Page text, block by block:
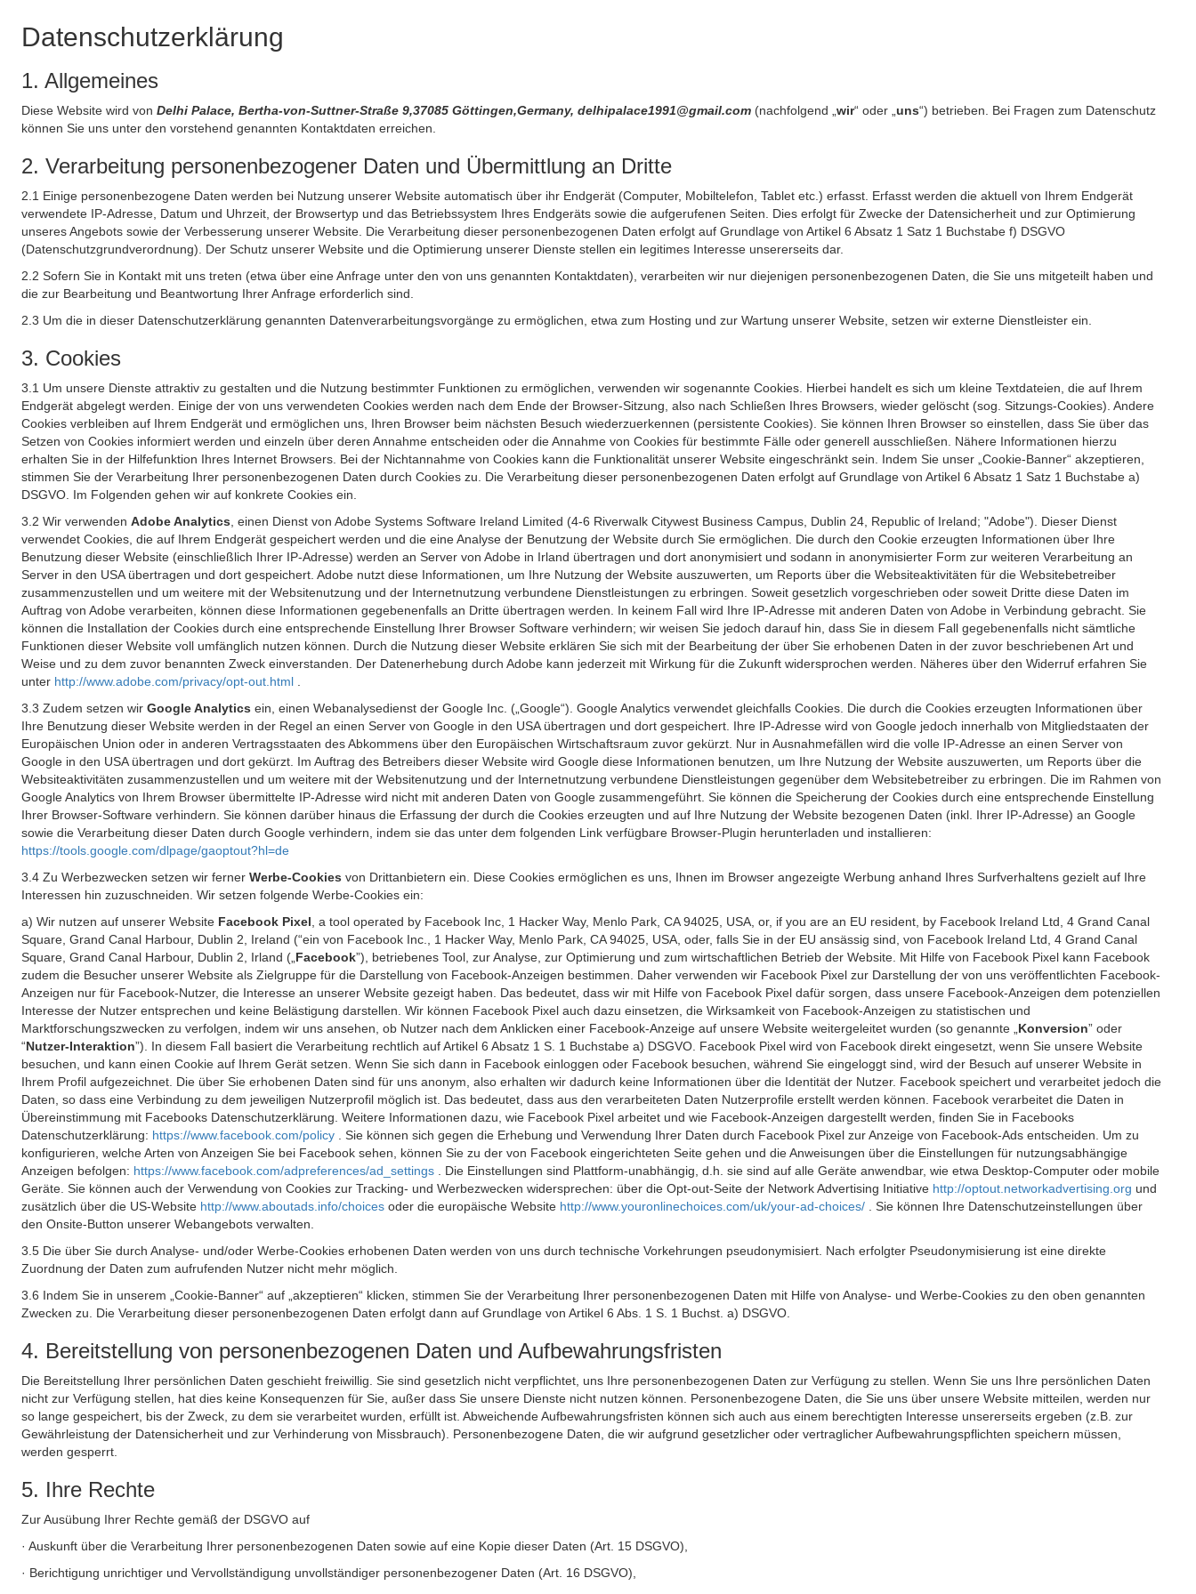
Datenschutzerklärung
1. Allgemeines
Diese Website wird von Delhi Palace, Bertha-von-Suttner-Straße 9,37085 Göttingen,Germany, delhipalace1991@gmail.com (nachfolgend „ wir“ oder „ uns“) betrieben. Bei Fragen zum Datenschutz
können Sie uns unter den vorstehend genannten Kontaktdaten erreichen.
2. Verarbeitung personenbezogener Daten und Übermittlung an Dritte
2.1 Einige personenbezogene Daten werden bei Nutzung unserer Website automatisch über ihr Endgerät (Computer, Mobiltelefon, Tablet etc.) erfasst. Erfasst werden die aktuell von Ihrem Endgerät
verwendete IP-Adresse, Datum und Uhrzeit, der Browsertyp und das Betriebssystem Ihres Endgeräts sowie die aufgerufenen Seiten. Dies erfolgt für Zwecke der Datensicherheit und zur Optimierung
unseres Angebots sowie der Verbesserung unserer Website. Die Verarbeitung dieser personenbezogenen Daten erfolgt auf Grundlage von Artikel 6 Absatz 1 Satz 1 Buchstabe f) DSGVO
(Datenschutzgrundverordnung). Der Schutz unserer Website und die Optimierung unserer Dienste stellen ein legitimes Interesse unsererseits dar.
2.2 Sofern Sie in Kontakt mit uns treten (etwa über eine Anfrage unter den von uns genannten Kontaktdaten), verarbeiten wir nur diejenigen personenbezogenen Daten, die Sie uns mitgeteilt haben und
die zur Bearbeitung und Beantwortung Ihrer Anfrage erforderlich sind.
2.3 Um die in dieser Datenschutzerklärung genannten Datenverarbeitungsvorgänge zu ermöglichen, etwa zum Hosting und zur Wartung unserer Website, setzen wir externe Dienstleister ein.
3. Cookies
3.1 Um unsere Dienste attraktiv zu gestalten und die Nutzung bestimmter Funktionen zu ermöglichen, verwenden wir sogenannte Cookies. Hierbei handelt es sich um kleine Textdateien, die auf Ihrem
Endgerät abgelegt werden. Einige der von uns verwendeten Cookies werden nach dem Ende der Browser-Sitzung, also nach Schließen Ihres Browsers, wieder gelöscht (sog. Sitzungs-Cookies). Andere
Cookies verbleiben auf Ihrem Endgerät und ermöglichen uns, Ihren Browser beim nächsten Besuch wiederzuerkennen (persistente Cookies). Sie können Ihren Browser so einstellen, dass Sie über das
Setzen von Cookies informiert werden und einzeln über deren Annahme entscheiden oder die Annahme von Cookies für bestimmte Fälle oder generell ausschließen. Nähere Informationen hierzu
erhalten Sie in der Hilfefunktion Ihres Internet Browsers. Bei der Nichtannahme von Cookies kann die Funktionalität unserer Website eingeschränkt sein. Indem Sie unser „Cookie-Banner“ akzeptieren,
stimmen Sie der Verarbeitung Ihrer personenbezogenen Daten durch Cookies zu. Die Verarbeitung dieser personenbezogenen Daten erfolgt auf Grundlage von Artikel 6 Absatz 1 Satz 1 Buchstabe a)
DSGVO. Im Folgenden gehen wir auf konkrete Cookies ein.
3.2 Wir verwenden Adobe Analytics , einen Dienst von Adobe Systems Software Ireland Limited (4-6 Riverwalk Citywest Business Campus, Dublin 24, Republic of Ireland; "Adobe"). Dieser Dienst
verwendet Cookies, die auf Ihrem Endgerät gespeichert werden und die eine Analyse der Benutzung der Website durch Sie ermöglichen. Die durch den Cookie erzeugten Informationen über Ihre
Benutzung dieser Website (einschließlich Ihrer IP-Adresse) werden an Server von Adobe in Irland übertragen und dort anonymisiert und sodann in anonymisierter Form zur weiteren Verarbeitung an
Server in den USA übertragen und dort gespeichert. Adobe nutzt diese Informationen, um Ihre Nutzung der Website auszuwerten, um Reports über die Websiteaktivitäten für die Websitebetreiber
zusammenzustellen und um weitere mit der Websitenutzung und der Internetnutzung verbundene Dienstleistungen zu erbringen. Soweit gesetzlich vorgeschrieben oder soweit Dritte diese Daten im
Auftrag von Adobe verarbeiten, können diese Informationen gegebenenfalls an Dritte übertragen werden. In keinem Fall wird Ihre IP-Adresse mit anderen Daten von Adobe in Verbindung gebracht. Sie
können die Installation der Cookies durch eine entsprechende Einstellung Ihrer Browser Software verhindern; wir weisen Sie jedoch darauf hin, dass Sie in diesem Fall gegebenenfalls nicht sämtliche
Funktionen dieser Website voll umfänglich nutzen können. Durch die Nutzung dieser Website erklären Sie sich mit der Bearbeitung der über Sie erhobenen Daten in der zuvor beschriebenen Art und
Weise und zu dem zuvor benannten Zweck einverstanden. Der Datenerhebung durch Adobe kann jederzeit mit Wirkung für die Zukunft widersprochen werden. Näheres über den Widerruf erfahren Sie
unter http://www.adobe.com/privacy/opt-out.html
3.3 Zudem setzen wir Google Analytics ein, einen Webanalysedienst der Google Inc. („Google“). Google Analytics verwendet gleichfalls Cookies. Die durch die Cookies erzeugten Informationen über
Ihre Benutzung dieser Website werden in der Regel an einen Server von Google in den USA übertragen und dort gespeichert. Ihre IP-Adresse wird von Google jedoch innerhalb von Mitgliedstaaten der
Europäischen Union oder in anderen Vertragsstaaten des Abkommens über den Europäischen Wirtschaftsraum zuvor gekürzt. Nur in Ausnahmefällen wird die volle IP-Adresse an einen Server von
Google in den USA übertragen und dort gekürzt. Im Auftrag des Betreibers dieser Website wird Google diese Informationen benutzen, um Ihre Nutzung der Website auszuwerten, um Reports über die
Websiteaktivitäten zusammenzustellen und um weitere mit der Websitenutzung und der Internetnutzung verbundene Dienstleistungen gegenüber dem Websitebetreiber zu erbringen. Die im Rahmen von
Google Analytics von Ihrem Browser übermittelte IP-Adresse wird nicht mit anderen Daten von Google zusammengeführt. Sie können die Speicherung der Cookies durch eine entsprechende Einstellung
Ihrer Browser-Software verhindern. Sie können darüber hinaus die Erfassung der durch die Cookies erzeugten und auf Ihre Nutzung der Website bezogenen Daten (inkl. Ihrer IP-Adresse) an Google
sowie die Verarbeitung dieser Daten durch Google verhindern, indem sie das unter dem folgenden Link verfügbare Browser-Plugin herunterladen und installieren:
https://tools.google.com/dlpage/gaoptout?hl=de
3.4 Zu Werbezwecken setzen wir ferner Werbe-Cookies von Drittanbietern ein. Diese Cookies ermöglichen es uns, Ihnen im Browser angezeigte Werbung anhand Ihres Surfverhaltens gezielt auf Ihre
Interessen hin zuzuschneiden. Wir setzen folgende Werbe-Cookies ein:
a) Wir nutzen auf unserer Website Facebook Pixel , a tool operated by Facebook Inc, 1 Hacker Way, Menlo Park, CA 94025, USA, or, if you are an EU resident, by Facebook Ireland Ltd, 4 Grand Canal
Square, Grand Canal Harbour, Dublin 2, Ireland (“ein von Facebook Inc., 1 Hacker Way, Menlo Park, CA 94025, USA, oder, falls Sie in der EU ansässig sind, von Facebook Ireland Ltd, 4 Grand Canal
Square, Grand Canal Harbour, Dublin 2, Irland („ Facebook”), betriebenes Tool, zur Analyse, zur Optimierung und zum wirtschaftlichen Betrieb der Website. Mit Hilfe von Facebook Pixel kann Facebook
zudem die Besucher unserer Website als Zielgruppe für die Darstellung von Facebook-Anzeigen bestimmen. Daher verwenden wir Facebook Pixel zur Darstellung der von uns veröffentlichten Facebook-
Anzeigen nur für Facebook-Nutzer, die Interesse an unserer Website gezeigt haben. Das bedeutet, dass wir mit Hilfe von Facebook Pixel dafür sorgen, dass unsere Facebook-Anzeigen dem potenziellen
Interesse der Nutzer entsprechen und keine Belästigung darstellen. Wir können Facebook Pixel auch dazu einsetzen, die Wirksamkeit von Facebook-Anzeigen zu statistischen und
Marktforschungszwecken zu verfolgen, indem wir uns ansehen, ob Nutzer nach dem Anklicken einer Facebook-Anzeige auf unsere Website weitergeleitet wurden (so genannte „ Konversion” oder
“Nutzer-Interaktion”). In diesem Fall basiert die Verarbeitung rechtlich auf Artikel 6 Absatz 1 S. 1 Buchstabe a) DSGVO. Facebook Pixel wird von Facebook direkt eingesetzt, wenn Sie unsere Website
besuchen, und kann einen Cookie auf Ihrem Gerät setzen. Wenn Sie sich dann in Facebook einloggen oder Facebook besuchen, während Sie eingeloggt sind, wird der Besuch auf unserer Website in
Ihrem Profil aufgezeichnet. Die über Sie erhobenen Daten sind für uns anonym, also erhalten wir dadurch keine Informationen über die Identität der Nutzer. Facebook speichert und verarbeitet jedoch die
Daten, so dass eine Verbindung zu dem jeweiligen Nutzerprofil möglich ist. Das bedeutet, dass aus den verarbeiteten Daten Nutzerprofile erstellt werden können. Facebook verarbeitet die Daten in
Übereinstimmung mit Facebooks Datenschutzerklärung. Weitere Informationen dazu, wie Facebook Pixel arbeitet und wie Facebook-Anzeigen dargestellt werden, finden Sie in Facebooks
Datenschutzerklärung: https://www.facebook.com/policy
. Sie können sich gegen die Erhebung und Verwendung Ihrer Daten durch Facebook Pixel zur Anzeige von Facebook-Ads entscheiden. Um zu
konfigurieren, welche Arten von Anzeigen Sie bei Facebook sehen, können Sie zu der von Facebook eingerichteten Seite gehen und die Anweisungen über die Einstellungen für nutzungsabhängige
Anzeigen befolgen: https://www.facebook.com/adpreferences/ad_settings
. Die Einstellungen sind Plattform-unabhängig, d.h. sie sind auf alle Geräte anwendbar, wie etwa Desktop-Computer oder mobile
Geräte. Sie können auch der Verwendung von Cookies zur Tracking- und Werbezwecken widersprechen: über die Opt-out-Seite der Network Advertising Initiative http://optout.networkadvertising.org und
zusätzlich über die US-Website http://www.aboutads.info/choices oder die europäische Website http://www.youronlinechoices.com/uk/your-ad-choices/
. Sie können Ihre Datenschutzeinstellungen über
den Onsite-Button unserer Webangebots verwalten.
3.5 Die über Sie durch Analyse- und/oder Werbe-Cookies erhobenen Daten werden von uns durch technische Vorkehrungen pseudonymisiert. Nach erfolgter Pseudonymisierung ist eine direkte
Zuordnung der Daten zum aufrufenden Nutzer nicht mehr möglich.
3.6 Indem Sie in unserem „Cookie-Banner“ auf „akzeptieren“ klicken, stimmen Sie der Verarbeitung Ihrer personenbezogenen Daten mit Hilfe von Analyse- und Werbe-Cookies zu den oben genannten
Zwecken zu. Die Verarbeitung dieser personenbezogenen Daten erfolgt dann auf Grundlage von Artikel 6 Abs. 1 S. 1 Buchst. a) DSGVO.
4. Bereitstellung von personenbezogenen Daten und Aufbewahrungsfristen
Die Bereitstellung Ihrer persönlichen Daten geschieht freiwillig. Sie sind gesetzlich nicht verpflichtet, uns Ihre personenbezogenen Daten zur Verfügung zu stellen. Wenn Sie uns Ihre persönlichen Daten
nicht zur Verfügung stellen, hat dies keine Konsequenzen für Sie, außer dass Sie unsere Dienste nicht nutzen können. Personenbezogene Daten, die Sie uns über unsere Website mitteilen, werden nur
so lange gespeichert, bis der Zweck, zu dem sie verarbeitet wurden, erfüllt ist. Abweichende Aufbewahrungsfristen können sich auch aus einem berechtigten Interesse unsererseits ergeben (z.B. zur
Gewährleistung der Datensicherheit und zur Verhinderung von Missbrauch). Personenbezogene Daten, die wir aufgrund gesetzlicher oder vertraglicher Aufbewahrungspflichten speichern müssen,
werden gesperrt.
5. Ihre Rechte
Zur Ausübung Ihrer Rechte gemäß der DSGVO auf
· Auskunft über die Verarbeitung Ihrer personenbezogenen Daten sowie auf eine Kopie dieser Daten (Art. 15 DSGVO),
· Berichtigung unrichtiger und Vervollständigung unvollständiger personenbezogener Daten (Art. 16 DSGVO),